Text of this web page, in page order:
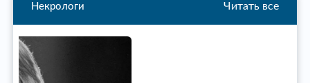
Некрологи Читать все